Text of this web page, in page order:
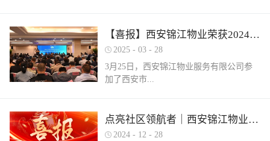
市住房和城乡建设局指导、市物业管理行
业协会主办，是全市物业管理行业一年一
度规格最高、水平最强、影响最广的职业
技能盛会。本次竞赛，共有来自全市60余
家物业企业的1300余名物业从业人员参
梦长安 精技赋能未来”，全面夯实行业人
才基础。参赛环节西安锦江物业作为西安
业主做好夏季安全防范工作。风险在于防
范，平安才是幸福！西安锦江物业提醒
夏季高温，引发火灾事故占比较高，空
调、冰箱、电风扇等大功率电器的使用频
中要通风、散热，防止温度过高引发火
灾。空调、电风扇等电器设备不宜长时间
【喜报】西安锦江物业荣获2024年度优秀单位、全市技能竞赛优秀个人及优秀组织单位多项荣誉
2025 - 03 - 28
3月25日，西安锦江物业服务有限公司参
加了西安市...
物业管理行业协会组织召开的第三届会员
（代表）大会第四次全体会议暨物业高质
点亮社区领航者｜西安锦江物业高江、齐瑞获得“优秀项目经理”荣誉称号
2024 - 12 - 28